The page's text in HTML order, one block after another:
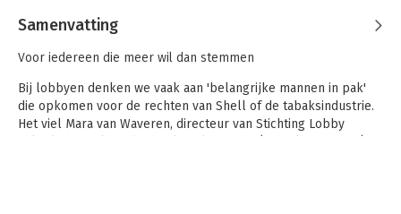
Samenvatting
Voor iedereen die meer wil dan stemmen
Bij lobbyen denken we vaak aan 'belangrijke mannen in pak'
die opkomen voor de rechten van Shell of de tabaksindustrie.
Het viel Mara van Waveren, directeur van Stichting Lobby